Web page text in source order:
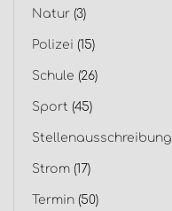
Natur (3)
Polizei (15)
Schule (26)
Sport (45)
Stellenausschreibung
Strom (17)
Termin (50)